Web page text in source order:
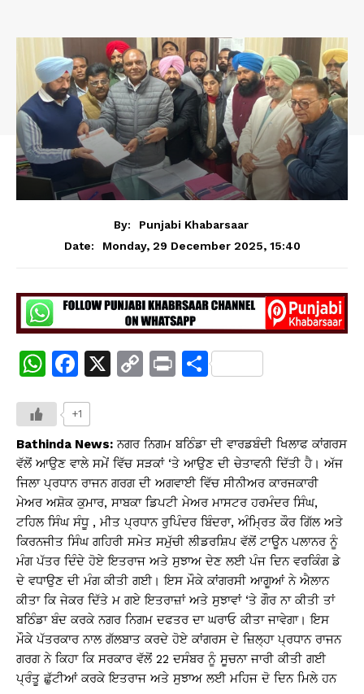
By:
Punjabi Khabarsaar
Date:
Monday, 29 December 2025, 15:40
W
at
s
A
p
p
F
c
e
b
o
o
k
X
C
y
Li
n
k
Pr S
e
+1
Bathinda News: ਨਗਰ ਨਿਗਮ ਬਠਿੰਡਾ ਦੀ ਵਾਰਡਬੰਦੀ ਖਿਲਾਫ ਕਾਂਗਰਸ
ਵੱਲੋਂ ਆਉਣ ਵਾਲੇ ਸਮੇਂ ਵਿੱਚ ਸੜਕਾਂ ‘ਤੇ ਆਉਣ ਦੀ ਚੇਤਾਵਨੀ ਦਿੱਤੀ ਹੈ। ਅੱਜ
ਜਿਲਾ ਪ੍ਰਧਾਨ ਰਾਜਨ ਗਰਗ ਦੀ ਅਗਵਾਈ ਵਿੱਚ ਸੀਨੀਅਰ ਕਾਰਜਕਾਰੀ
ਮੇਅਰ ਅਸ਼ੋਕ ਕੁਮਾਰ, ਸਾਬਕਾ ਡਿਪਟੀ ਮੇਅਰ ਮਾਸਟਰ ਹਰਮੰਦਰ ਸਿੰਘ,
ਟਹਿਲ ਸਿੰਘ ਸੰਧੂ , ਮੀਤ ਪ੍ਰਧਾਨ ਰੁਪਿੰਦਰ ਬਿੰਦਰਾ, ਅੰਮ੍ਰਿਤ ਕੌਰ ਗਿੱਲ ਅਤੇ
ਕਿਰਨਜੀਤ ਸਿੰਘ ਗਹਿਰੀ ਸਮੇਤ ਸਮੁੱਚੀ ਲੀਡਰਸ਼ਿਪ ਵੱਲੋਂ ਟਾਊਨ ਪਲਾਨਰ ਨੂੰ
ਮੰਗ ਪੱਤਰ ਦਿੰਦੇ ਹੋਏ ਇਤਰਾਜ ਅਤੇ ਸੁਝਾਅ ਦੇਣ ਲਈ ਪੰਜ ਦਿਨ ਵਰਕਿੰਗ ਡੇ
ਦੇ ਵਧਾਉਣ ਦੀ ਮੰਗ ਕੀਤੀ ਗਈ। ਇਸ ਮੌਕੇ ਕਾਂਗਰਸੀ ਆਗੂਆਂ ਨੇ ਐਲਾਨ
ਕੀਤਾ ਕਿ ਜੇਕਰ ਦਿੱਤੇ ਮ ਗਏ ਇਤਰਾਜ਼ਾਂ ਅਤੇ ਸੁਝਾਵਾਂ ‘ਤੇ ਗੌਰ ਨਾ ਕੀਤੀ ਤਾਂ
ਬਠਿੰਡਾ ਬੰਦ ਕਰਕੇ ਨਗਰ ਨਿਗਮ ਦਫਤਰ ਦਾ ਘਰਾਓ ਕੀਤਾ ਜਾਵੇਗਾ। ਇਸ
ਮੌਕੇ ਪੱਤਰਕਾਰ ਨਾਲ ਗੱਲਬਾਤ ਕਰਦੇ ਹੋਏ ਕਾਂਗਰਸ ਦੇ ਜ਼ਿਲ੍ਹਾ ਪ੍ਰਧਾਨ ਰਾਜਨ
ਗਰਗ ਨੇ ਕਿਹਾ ਕਿ ਸਰਕਾਰ ਵੱਲੋਂ 22 ਦਸੰਬਰ ਨੂੰ ਸੂਚਨਾ ਜਾਰੀ ਕੀਤੀ ਗਈ
ਪ੍ਰੰਤੂ ਛੁੱਟੀਆਂ ਕਰਕੇ ਇਤਰਾਜ ਅਤੇ ਸੁਝਾਅ ਲਈ ਮਹਿਜ ਦੋ ਦਿਨ ਮਿਲੇ ਹਨ